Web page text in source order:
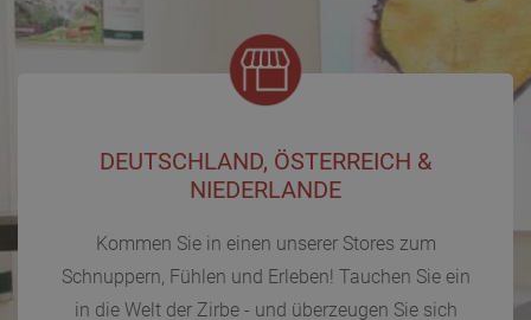
DEUTSCHLAND, ÖSTERREICH &
NIEDERLANDE
Kommen Sie in einen unserer Stores zum
Schnuppern, Fühlen und Erleben! Tauchen Sie ein
in die Welt der Zirbe - und überzeugen Sie sich